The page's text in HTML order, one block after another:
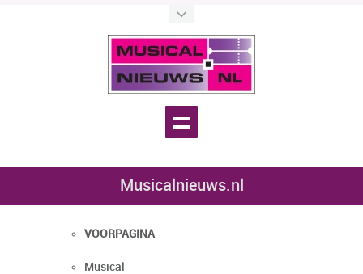
Musicalnieuws.nl
VOORPAGINA
Musical